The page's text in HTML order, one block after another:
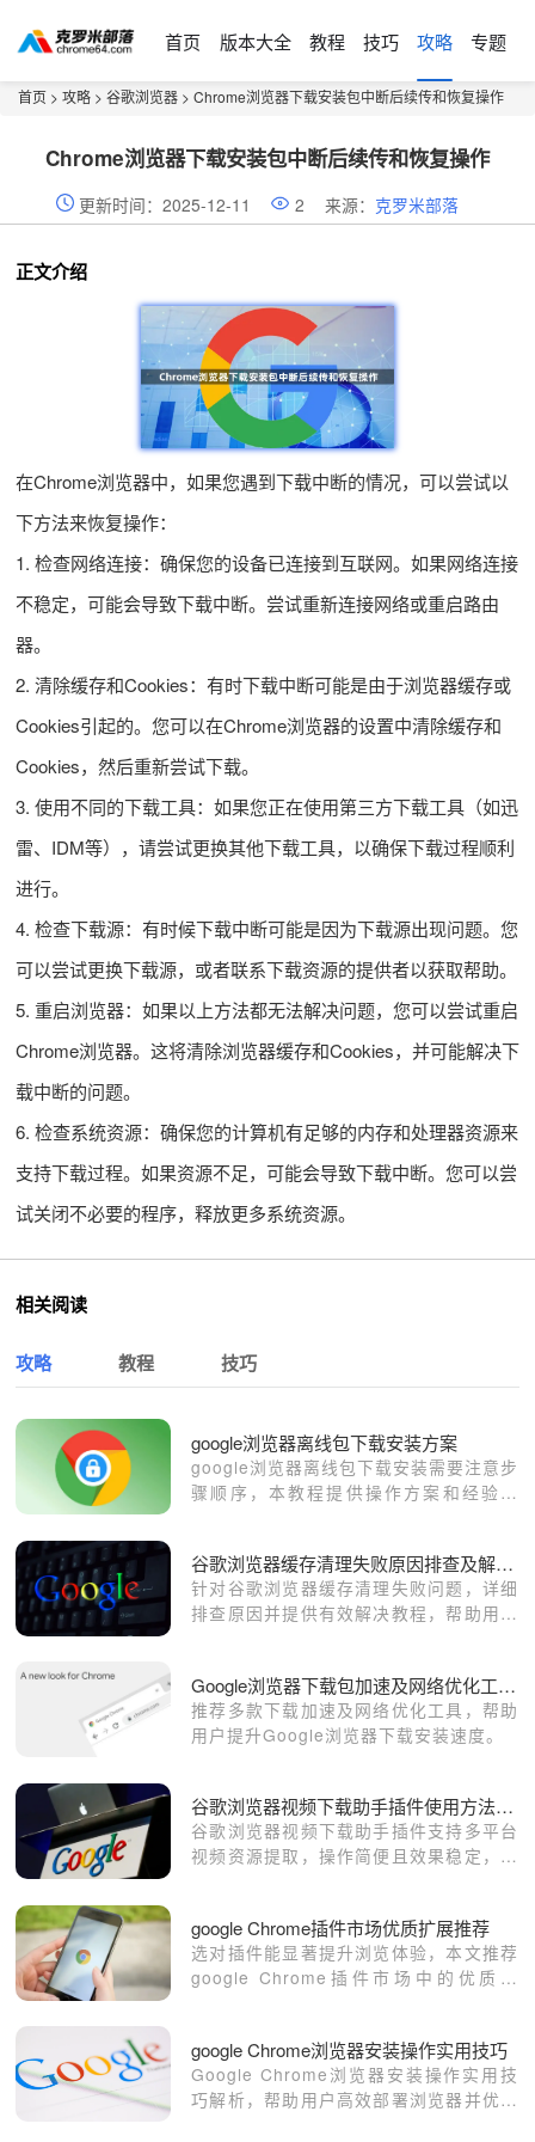
首页 版本大全 教程 技巧 攻略 专题
首页 > 攻略 > 谷歌浏览器 > Chrome浏览器下载安装包中断后续传和恢复操作
Chrome浏览器下载安装包中断后续传和恢复操作
更新时间：2025-12-11 2 来源： 克罗米部落
正文介绍
在Chrome浏览器中，如果您遇到下载中断的情况，可以尝试以
下方法来恢复操作：
1. 检查网络连接：确保您的设备已连接到互联网。如果网络连接
不稳定，可能会导致下载中断。尝试重新连接网络或重启路由
器。
2. 清除缓存和Cookies：有时下载中断可能是由于浏览器缓存或
Cookies引起的。您可以在Chrome浏览器的设置中清除缓存和
Cookies，然后重新尝试下载。
3. 使用不同的下载工具：如果您正在使用第三方下载工具（如迅
雷、IDM等），请尝试更换其他下载工具，以确保下载过程顺利
进行。
4. 检查下载源：有时候下载中断可能是因为下载源出现问题。您
可以尝试更换下载源，或者联系下载资源的提供者以获取帮助。
5. 重启浏览器：如果以上方法都无法解决问题，您可以尝试重启
Chrome浏览器。这将清除浏览器缓存和Cookies，并可能解决下
载中断的问题。
6. 检查系统资源：确保您的计算机有足够的内存和处理器资源来
支持下载过程。如果资源不足，可能会导致下载中断。您可以尝
试关闭不必要的程序，释放更多系统资源。
相关阅读
攻略 教程 技巧
google浏览器离线包下载安装方案
google浏览器离线包下载安装需要注意步
骤顺序，本教程提供操作方案和经验分
谷歌浏览器缓存清理失败原因排查及解决教程
针对谷歌浏览器缓存清理失败问题，详细
排查原因并提供有效解决教程，帮助用户
Google浏览器下载包加速及网络优化工具介绍
推荐多款下载加速及网络优化工具，帮助
用户提升Google浏览器下载安装速度。
谷歌浏览器视频下载助手插件使用方法及效果评测
谷歌浏览器视频下载助手插件支持多平台
视频资源提取，操作简便且效果稳定，评
google Chrome插件市场优质扩展推荐
选对插件能显著提升浏览体验，本文推荐
google Chrome插件市场中的优质扩
google Chrome浏览器安装操作实用技巧
Google Chrome浏览器安装操作实用技
巧解析，帮助用户高效部署浏览器并优化